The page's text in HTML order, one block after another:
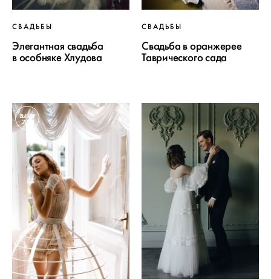
СВАДЬБЫ
Элегантная свадьба
в особняке Хлудова
СВАДЬБЫ
Свадьба в оранжерее
Таврического сада
ВЫБОР
2025